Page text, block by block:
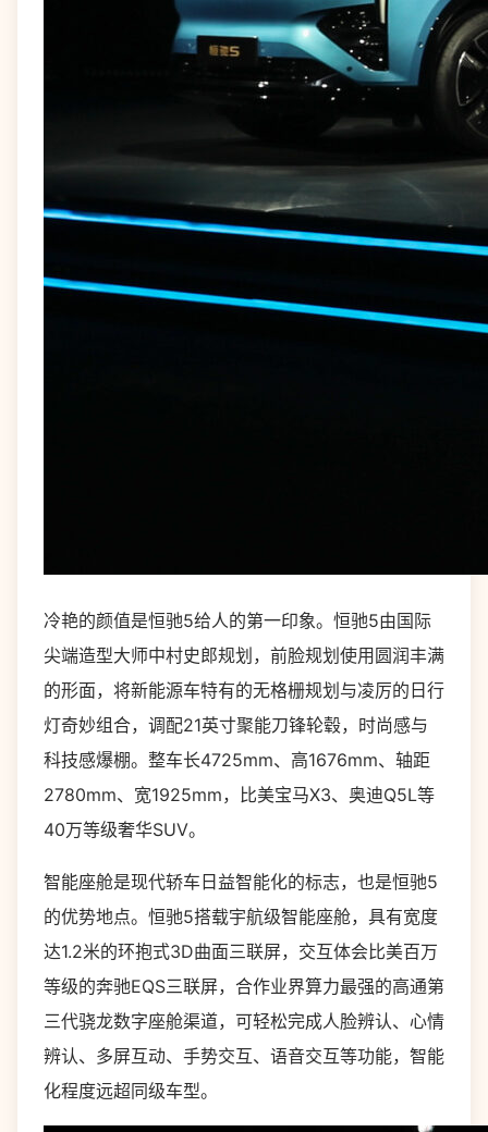
冷艳的颜值是恒驰5给人的第一印象。恒驰5由国际
尖端造型大师中村史郎规划，前脸规划使用圆润丰满
的形面，将新能源车特有的无格栅规划与凌厉的日行
灯奇妙组合，调配21英寸聚能刀锋轮毂，时尚感与
科技感爆棚。整车长4725mm、高1676mm、轴距
2780mm、宽1925mm，比美宝马X3、奥迪Q5L等
40万等级奢华SUV。
智能座舱是现代轿车日益智能化的标志，也是恒驰5
的优势地点。恒驰5搭载宇航级智能座舱，具有宽度
达1.2米的环抱式3D曲面三联屏，交互体会比美百万
等级的奔驰EQS三联屏，合作业界算力最强的高通第
三代骁龙数字座舱渠道，可轻松完成人脸辨认、心情
辨认、多屏互动、手势交互、语音交互等功能，智能
化程度远超同级车型。